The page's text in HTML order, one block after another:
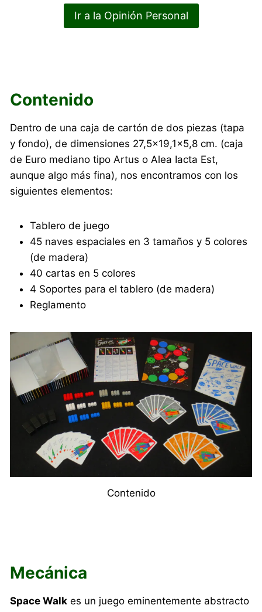
Ir a la Opinión Personal
Contenido
Dentro de una caja de cartón de dos piezas (tapa
y fondo), de dimensiones 27,5×19,1×5,8 cm. (caja
de Euro mediano tipo Artus o Alea Iacta Est,
aunque algo más fina), nos encontramos con los
siguientes elementos:
Tablero de juego
45 naves espaciales en 3 tamaños y 5 colores
(de madera)
40 cartas en 5 colores
4 Soportes para el tablero (de madera)
Reglamento
Contenido
Mecánica
Space Walk es un juego eminentemente abstracto